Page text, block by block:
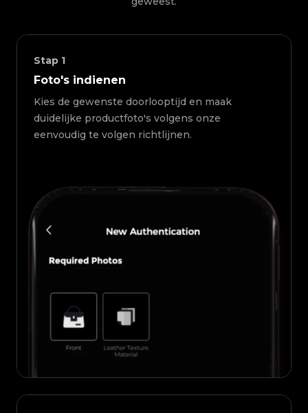
Stap 1
Foto's indienen
Kies de gewenste doorlooptijd en maak
duidelijke productfoto's volgens onze
eenvoudig te volgen richtlijnen.